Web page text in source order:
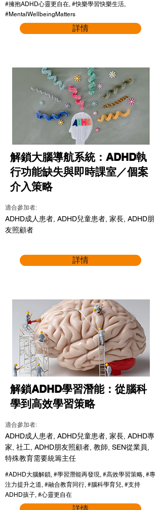
#擁抱ADHD心靈更自在, #快樂學習快樂生活,
#MentalWellbeingMatters
詳情
解鎖大腦導航系統：ADHD執
行功能缺失與即時課室／個案
介入策略
適合參加者:
ADHD成人患者, ADHD兒童患者, 家長, ADHD朋
友照顧者
詳情
解鎖ADHD學習潛能：從腦科
學到高效學習策略
適合參加者:
ADHD成人患者, ADHD兒童患者, 家長, ADHD專
家, 社工, ADHD朋友照顧者, 教師, SEN從業員,
特殊教育需要統籌主任
#ADHD大腦解鎖, #學習潛能再發現, #高效學習策略, #專
注力提升之道, #融合教育同行, #腦科學育兒, #支持
ADHD孩子, #心靈更自在